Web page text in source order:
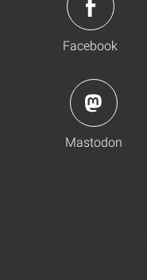
Facebook
Mastodon